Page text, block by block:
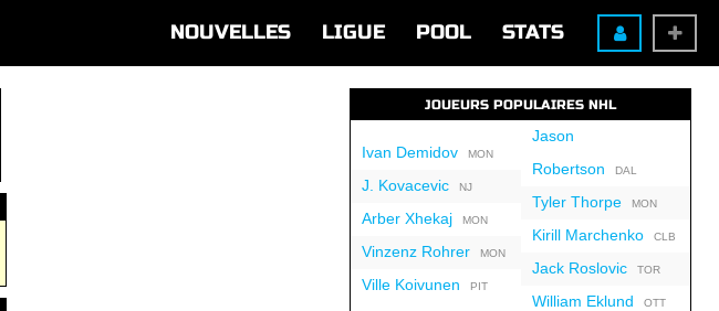
NOUVELLES LIGUE POOL STATS
JOUEURS POPULAIRES NHL
Ivan DemidovMON
J. KovacevicNJ
Arber XhekajMON
Vinzenz RohrerMON
Ville Koivunen PIT
Jason
Robertson DAL
Tyler ThorpeMON
Kirill MarchenkoCLB
Jack RoslovicTOR
William Eklund OTT